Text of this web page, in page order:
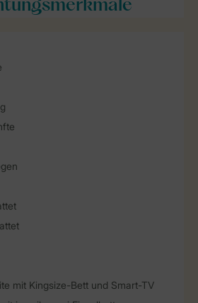
mit Kingsize-Bett und Smart-TV